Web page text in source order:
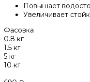
Повышает
Увеличивает
Фасовка
0.8 кг
1.5 кг
5 кг
10 кг
-